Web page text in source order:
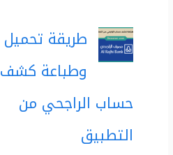
طريقة تحميل
وطباعة كشف
حساب الراجحي من
التطبيق